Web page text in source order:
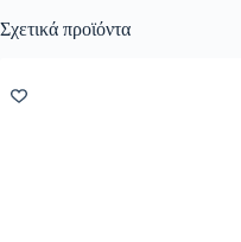
Σχετικά προϊόντα